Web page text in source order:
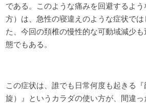
である。このような痛みを回避するよ
方）は、急性の寝違えのような症状で
た、今回の頚椎の慢性的な可動域減少
態でもある。
この症状は、誰でも日常何度も起きる
旋）』というカラダの使い方が、間違